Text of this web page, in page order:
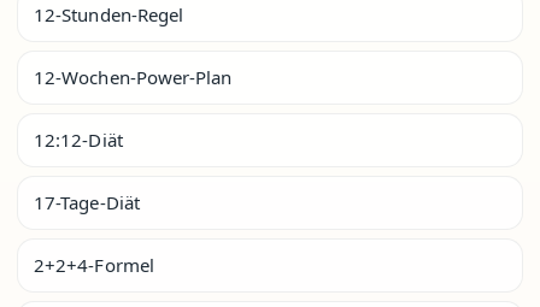
12-Stunden-Regel
12-Wochen-Power-Plan
12:12-Diät
17-Tage-Diät
2+2+4-Formel